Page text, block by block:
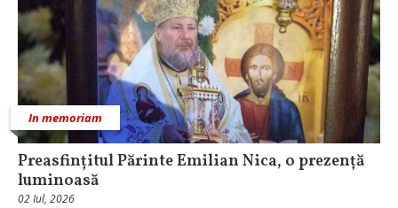
In memoriam
Preasfințitul Părinte Emilian Nica, o prezență
luminoasă
02 Iul, 2026